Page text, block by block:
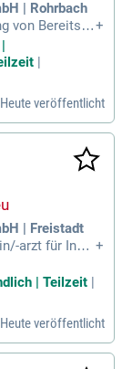
| Rohrbach
von Bereitsch
und Palliati
des Diplo
Erfahru
+
|
Heute veröffentlicht
| Freistadt
arzt für Inner
dauerhaft
mindestens E
+
| Teilzeit |
Heute veröffentlicht